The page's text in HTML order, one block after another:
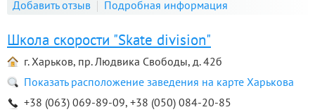
Добавить отзыв
Подробная информация
Школа скорости "Skate division"
г. Харьков, пр. Людвика Свободы, д. 42б
Показать расположение заведения на карте Харькова
+38 (063) 069-89-09, +38 (050) 084-20-85